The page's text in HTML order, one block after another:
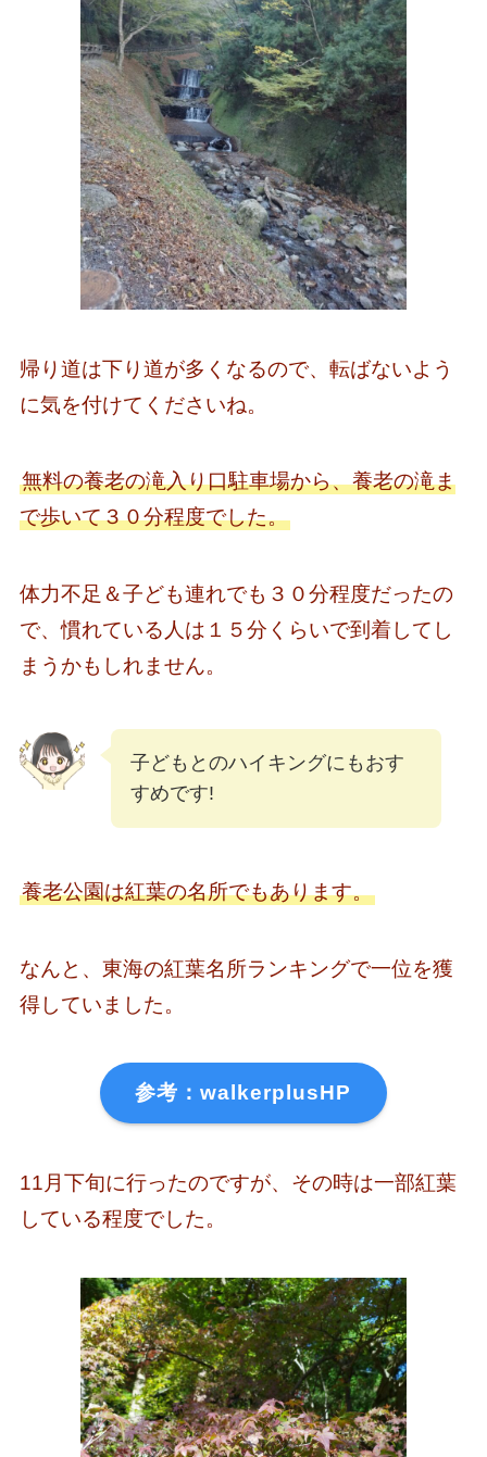
帰り道は下り道が多くなるので、転ばないよう
に気を付けてくださいね。
無料の養老の滝入り口駐車場から、養老の滝ま
で歩いて３０分程度でした。
体力不足＆子ども連れでも３０分程度だったの
で、慣れている人は１５分くらいで到着してし
まうかもしれません。
子どもとのハイキングにもおす
すめです!
養老公園は紅葉の名所でもあります。
なんと、東海の紅葉名所ランキングで一位を獲
得していました。
参考：walkerplusHP
11月下旬に行ったのですが、その時は一部紅葉
している程度でした。